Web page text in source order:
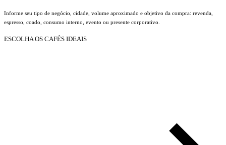
Informe seu tipo de negócio, cidade, volume aproximado e objetivo da compra: revenda,
espresso, coado, consumo interno, evento ou presente corporativo.
ESCOLHA OS CAFÉS IDEAIS